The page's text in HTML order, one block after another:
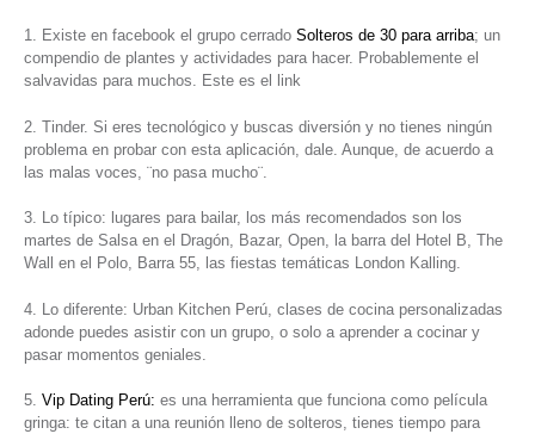
1. Existe en facebook el grupo cerrado Solteros de 30 para arriba; un
compendio de plantes y actividades para hacer. Probablemente el
salvavidas para muchos. Este es el link
2. Tinder. Si eres tecnológico y buscas diversión y no tienes ningún
problema en probar con esta aplicación, dale. Aunque, de acuerdo a
las malas voces, ¨no pasa mucho¨.
3. Lo típico: lugares para bailar, los más recomendados son los
martes de Salsa en el Dragón, Bazar, Open, la barra del Hotel B, The
Wall en el Polo, Barra 55, las fiestas temáticas London Kalling.
4. Lo diferente: Urban Kitchen Perú, clases de cocina personalizadas
adonde puedes asistir con un grupo, o solo a aprender a cocinar y
pasar momentos geniales.
5. Vip Dating Perú: es una herramienta que funciona como película
gringa: te citan a una reunión lleno de solteros, tienes tiempo para